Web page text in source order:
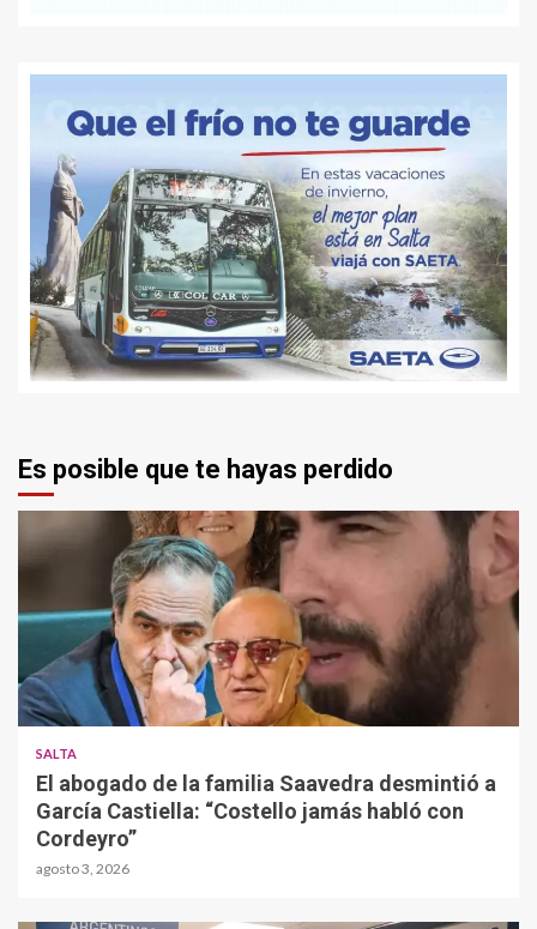
Es posible que te hayas perdido
SALTA
El abogado de la familia Saavedra desmintió a
García Castiella: “Costello jamás habló con
Cordeyro”
agosto 3, 2026